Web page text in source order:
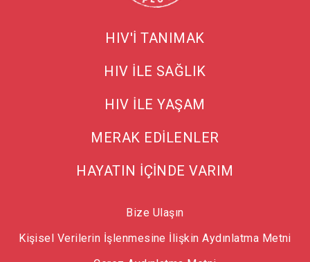
HIV'İ TANIMAK
HIV İLE SAĞLIK
HIV İLE YAŞAM
MERAK EDİLENLER
HAYATIN İÇİNDE VARIM
Bize Ulaşın
Kişisel Verilerin İşlenmesine İlişkin Aydınlatma Metni